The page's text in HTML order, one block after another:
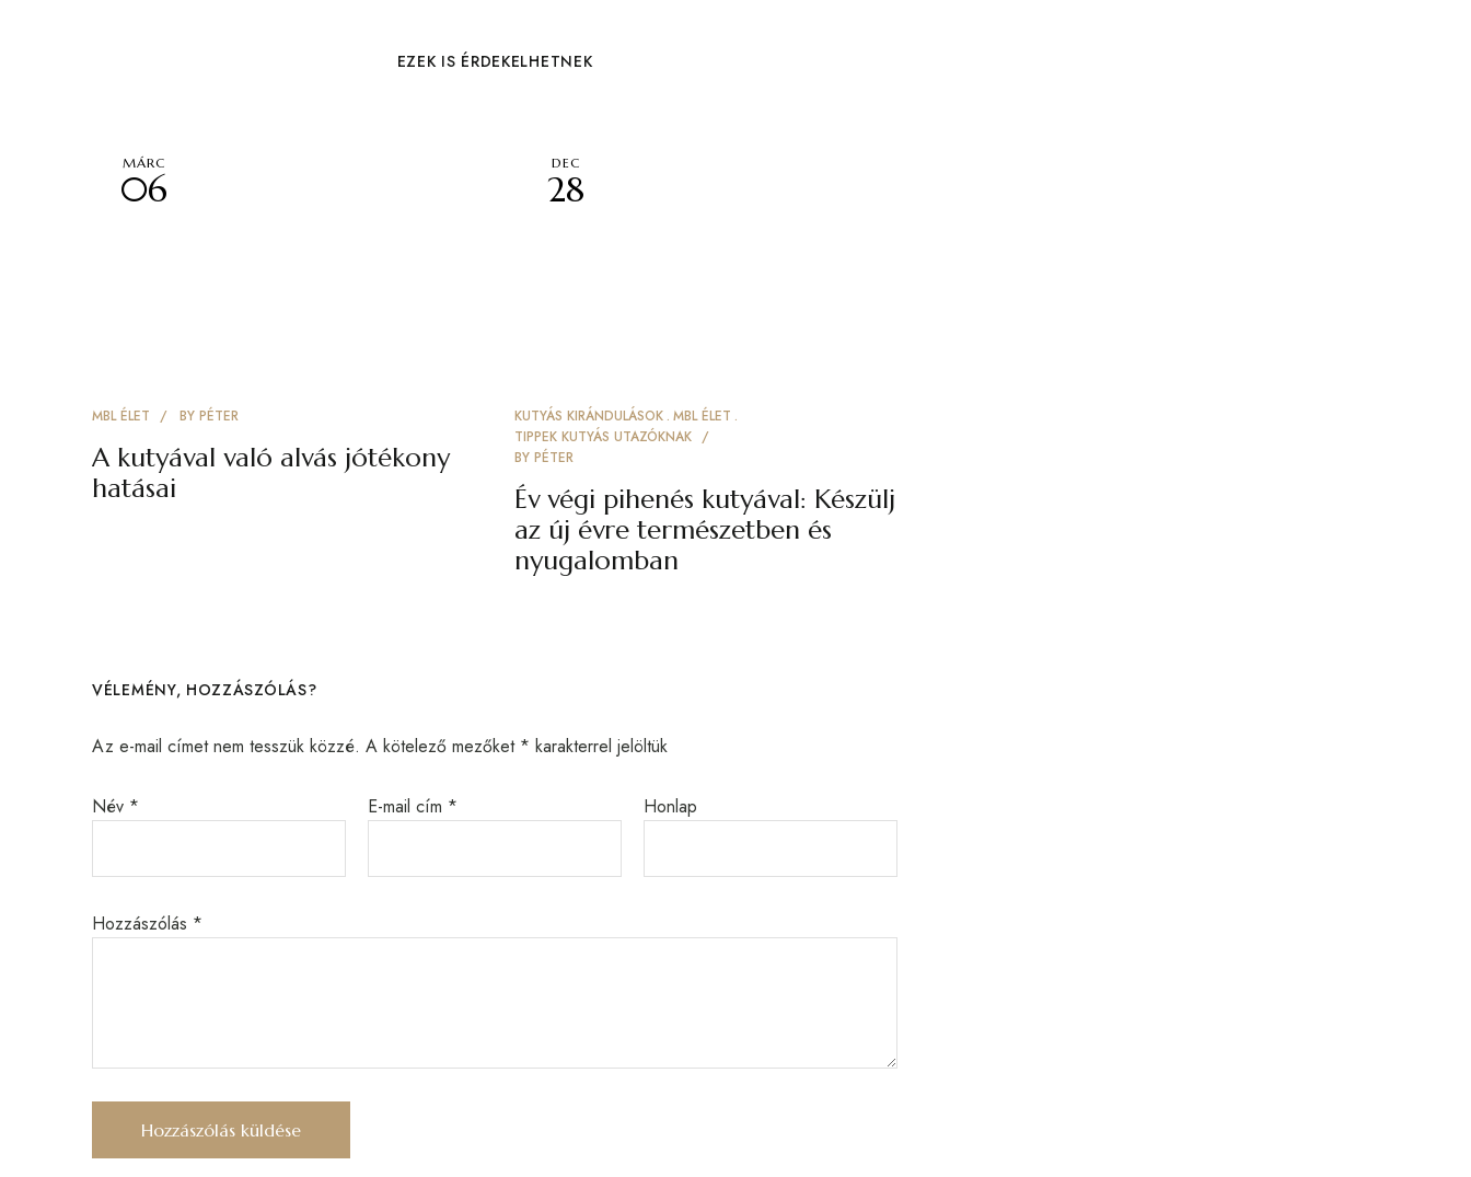
EZEK IS ÉRDEKELHETNEK
MÁRC
06
MBL ÉLET BY PÉTER
A kutyával való alvás jótékony
hatásai
DEC
28
KUTYÁS KIRÁNDULÁSOK MBL ÉLET
TIPPEK KUTYÁS UTAZÓKNAK
BY PÉTER
Év végi pihenés kutyával: Készülj
az új évre természetben és
nyugalomban
VÉLEMÉNY, HOZZÁSZÓLÁS?
Az e-mail címet nem tesszük közzé. A kötelező mezőket * karakterrel jelöltük
Név * E-mail cím * Honlap
Hozzászólás *